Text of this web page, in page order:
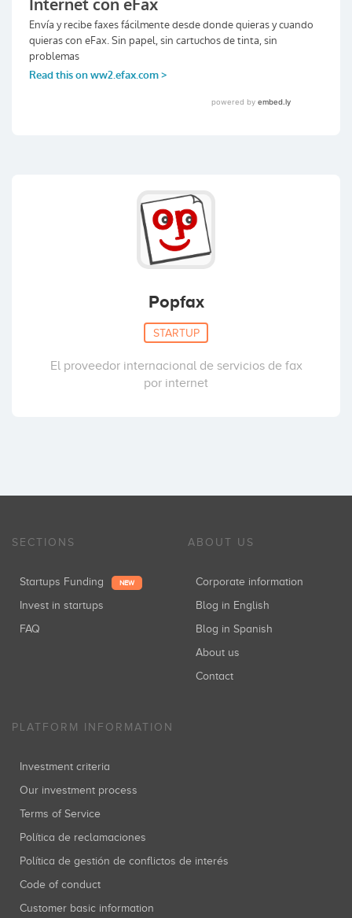
Popfax
STARTUP
El proveedor internacional de servicios de fax
por internet
SECTIONS
Startups Funding NEW
Invest in startups
FAQ
ABOUT US
Corporate information
Blog in English
Blog in Spanish
About us
Contact
PLATFORM INFORMATION
Investment criteria
Our investment process
Terms of Service
Política de reclamaciones
Política de gestión de conflictos de interés
Code of conduct
Customer basic information